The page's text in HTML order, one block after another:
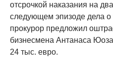
отсрочкой наказания на
следующем эпизоде дела о
прокурор предложил
бизнесмена Антанаса
24 тыс. евро.